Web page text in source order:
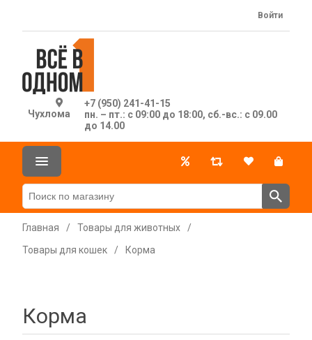
Чухлома
+7 (950) 241-41-15
пн. – пт.: с 09:00 до 18:00, сб.-вс.: с 09.00
до 14.00
Войти
Главная / Товары для животных
/
Товары для кошек
/ Корма
Корма